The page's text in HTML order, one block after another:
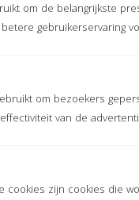
om de belangrijkste
gebruikerservaring
om bezoekers
van de
cookies zijn cookies die
ALLE MATTEN
Basic sportmat